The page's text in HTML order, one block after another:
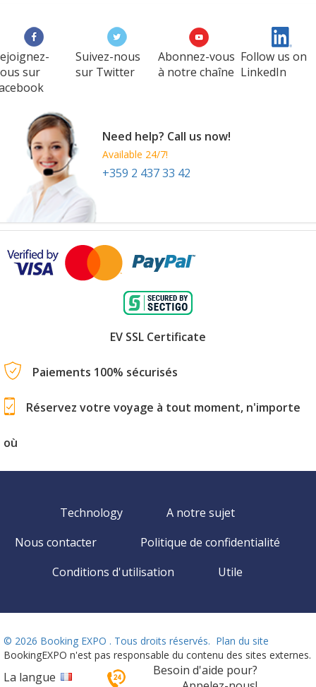
sur
Suivez-nous
sur Twitter
Abonnez-vous
à notre chaîne
Follow us on
LinkedIn
Need help? Call us now!
Available 24/7!
+359 2 437 33 42
EV SSL Certificate
Paiements 100% sécurisés
Réservez votre voyage à tout moment, n'importe
où
Technology
A notre sujet
Nous contacter
Politique de confidentialité
Conditions d'utilisation
Utile
© 2026 Booking EXPO . Tous droits réservés. Plan du site
BookingEXPO n'est pas responsable du contenu des sites externes.
La langue
Besoin d'aide pour?